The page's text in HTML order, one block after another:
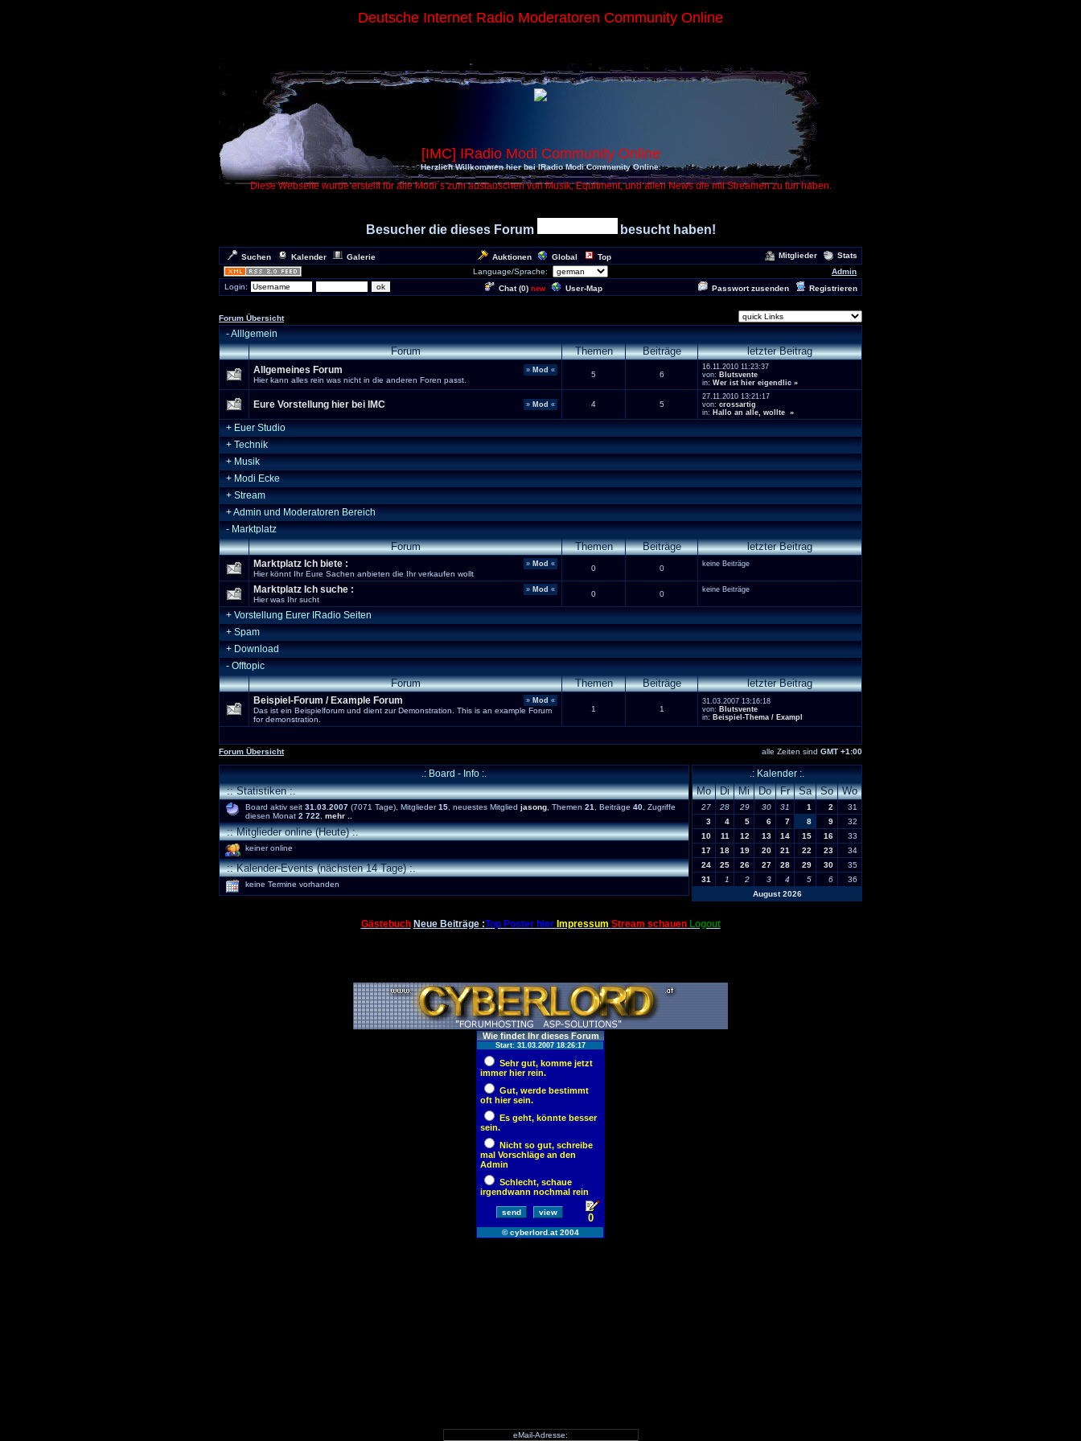
Deutsche Internet Radio Moderatoren Community Online
[IMC] IRadio Modi Community Online
Herzlich Willkommen hier bei IRadio Modi Community Online.
Diese Webseite wurde erstellt für alle Modi´s zum austauschen von Musik, Equitment, und allen News die mit Streamen zu tun haben.
Besucher die dieses Forum besucht haben!
Suchen Kalender Galerie Auktionen Global Top Mitglieder
Stats
Language/Sprache:
Admin
Login:
Chat (0) new User-Map Passwort zusenden Registrieren
Forum Übersicht
-Alllgemein
Forum Themen Beiträge letzter Beitrag
» Mod «
Allgemeines Forum
Hier kann alles rein was nicht in die anderen Foren passt.
5 6
16.11.2010 11:23:37
von: Blutsvente
in: Wer ist hier eigendlic »
» Mod «
Eure Vorstellung hier bei IMC 4 5
27.11.2010 13:21:17
von: crossartig
in: Hallo an alle, wollte »
+ Euer Studio
+ Technik
+ Musik
+ Modi Ecke
+ Stream
+Admin und Moderatoren Bereich
- Marktplatz
Forum Themen Beiträge letzter Beitrag
» Mod «
Marktplatz Ich biete :
Hier könnt Ihr Eure Sachen anbieten die Ihr verkaufen wollt
0 0 keine Beiträge
» Mod «
Marktplatz Ich suche :
Hier was Ihr sucht
0 0 keine Beiträge
+ Vorstellung Eurer IRadio Seiten
+ Spam
+ Download
- Offtopic
Forum Themen Beiträge letzter Beitrag
» Mod «
Beispiel-Forum / Example Forum
Das ist ein Beispielforum und dient zur Demonstration. This is an example Forum
for demonstration.
1 1
31.03.2007 13:16:18
von: Blutsvente
in: Beispiel-Thema / Exampl
Forum Übersicht alle Zeiten sind GMT +1:00
.: Board - Info :.
:: Statistiken :.
Board aktiv seit 31.03.2007 (7071 Tage), Mitglieder15 , neuestes Mitglied jasong , Themen 21 , Beiträge 40 , Zugriffe
diesen Monat 2 722 mehr ..
:: Mitglieder online (Heute) :.
keiner online
:: Kalender-Events (nächsten 14 Tage) :.
keine Termine vorhanden
.: Kalender :.
Mo Di Mi Do Fr Sa So Wo
27 28 29 30 31 1 2
31
3
4 5 6 7 8 9
32
10
11 12 13 14 15 16
33
17
18 19 20 21 22 23
34
24
25 26 27 28 29 30
35
31
1 2 3 4 5 6
36
August 2026
Gästebuch Neue Beiträge :Top Poster hier Impressum Stream schauenLogout
eMail-Adresse: